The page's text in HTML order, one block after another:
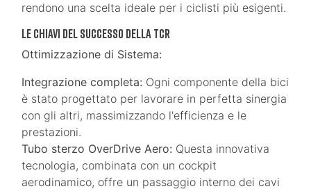
rendono una scelta ideale per i ciclisti più esigenti.
Le Chiavi del Successo della TCR
Ottimizzazione di Sistema:
Integrazione completa: Ogni componente della bici
è stato progettato per lavorare in perfetta sinergia
con gli altri, massimizzando l'efficienza e le
prestazioni.
Tubo sterzo OverDrive Aero: Questa innovativa
tecnologia, combinata con un cockpit
aerodinamico, offre un passaggio interno dei cavi